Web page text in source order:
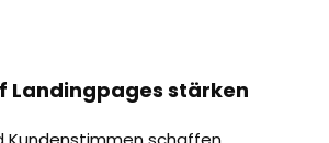
Landingpages stärken